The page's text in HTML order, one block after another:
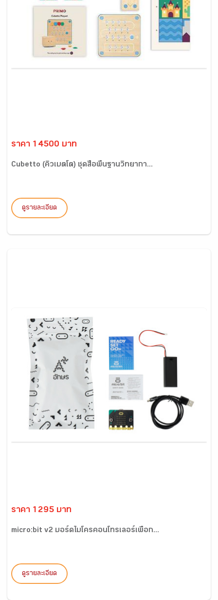
ราคา 14500 บาท
Cubetto (คิวเบตโต) ชุดสื่อพื้นฐานวิทยากา...
ดูรายละเอียด
ราคา 1295 บาท
micro:bit v2 บอร์ดไมโครคอนโทรเลอร์เพื่อก...
ดูรายละเอียด